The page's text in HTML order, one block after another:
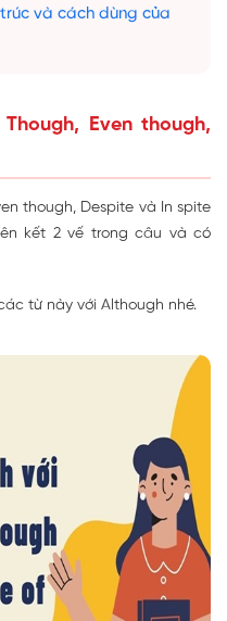
và cách dùng của
Even though,
though, Despite và In spite
kết 2 vế trong câu và có
từ này với Although nhé.